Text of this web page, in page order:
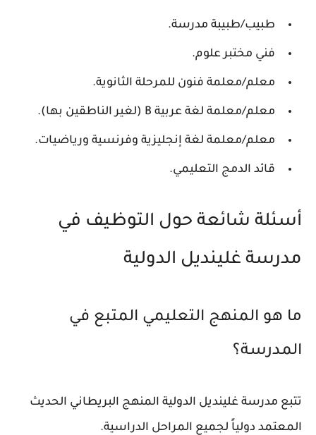
طبيب/طبيبة مدرسة.
فني مختبر علوم.
معلم/معلمة فنون للمرحلة الثانوية.
معلم/معلمة لغة عربية B (لغير الناطقين بها).
معلم/معلمة لغة إنجليزية وفرنسية ورياضيات.
قائد الدمج التعليمي.
أسئلة شائعة حول التوظيف في
مدرسة غلينديل الدولية
ما هو المنهج التعليمي المتبع في
المدرسة؟
تتبع مدرسة غلينديل الدولية المنهج البريطاني الحديث
المعتمد دولياً لجميع المراحل الدراسية.